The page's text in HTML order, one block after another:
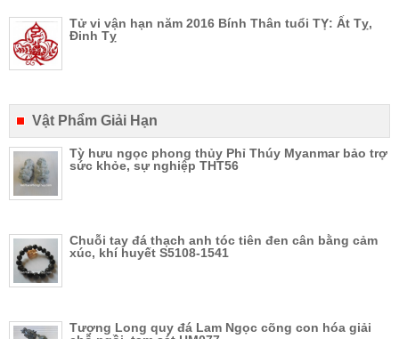
Tử vi vận hạn năm 2016 Bính Thân tuổi TỴ: Ất Tỵ,
Đinh Tỵ
Vật Phẩm Giải Hạn
Tỳ hưu ngọc phong thủy Phỉ Thúy Myanmar bảo trợ
sức khỏe, sự nghiệp THT56
Chuỗi tay đá thạch anh tóc tiên đen cân bằng cảm
xúc, khí huyết S5108-1541
Tượng Long quy đá Lam Ngọc cõng con hóa giải